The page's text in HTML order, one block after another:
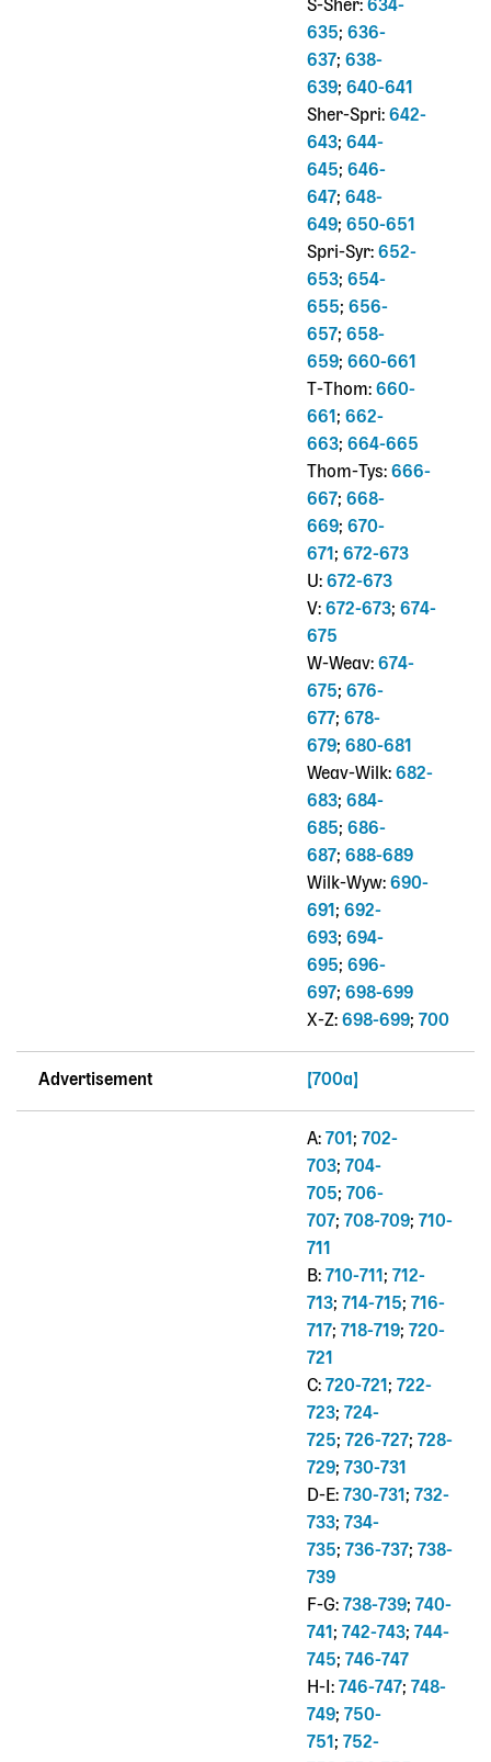
S-Sher: 634-
635; 636-
637; 638-
639; 640-641
Sher-Spri: 642-
643; 644-
645; 646-
647; 648-
649; 650-651
Spri-Syr: 652-
653; 654-
655; 656-
657; 658-
659; 660-661
T-Thom: 660-
661 ; 662-
663; 664-665
Thom-Tys: 666-
667; 668-
669; 670-
671 ; 672-673
U: 672-673
V: 672-673; 674-
675
W-Weav: 674-
675; 676-
677; 678-
679; 680-681
Weav-Wilk: 682-
683; 684-
685; 686-
687; 688-689
Wilk-Wyw: 690-
691 ; 692-
693; 694-
695; 696-
697; 698-699
X-Z: 698-699; 700
Advertisement [700a]
A: 701 ; 702-
703; 704-
705; 706-
707; 708-709; 710-
711
B: 710-711 ; 712-
713; 714-715; 716-
717; 718-719; 720-
721
C: 720-721 ; 722-
723; 724-
725; 726-727; 728-
729; 730-731
D-E: 730-731 ; 732-
733; 734-
735; 736-737; 738-
739
F-G: 738-739; 740-
741 ; 742-743; 744-
745; 746-747
H-I: 746-747; 748-
749; 750-
751 ; 752-